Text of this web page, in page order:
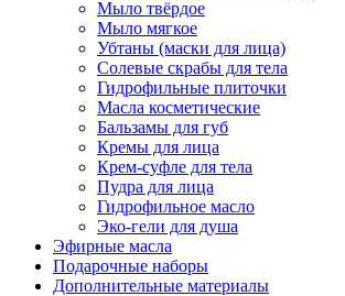
Мыло твёрдое
Мыло мягкое
Убтаны (маски для лица)
Солевые скрабы для тела
Гидрофильные плиточки
Масла косметические
Бальзамы для губ
Кремы для лица
Крем-суфле для тела
Пудра для лица
Гидрофильное масло
Эко-гели для душа
Эфирные масла
Подарочные наборы
Дополнительные материалы